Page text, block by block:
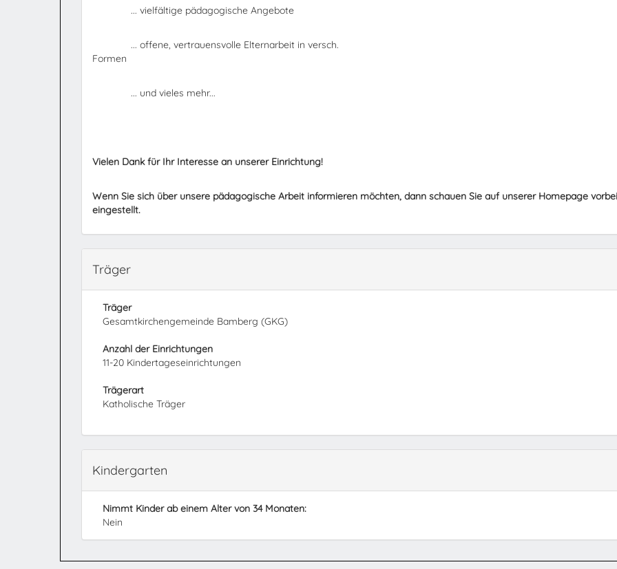
... vielfältige pädagogische Angebote
... offene, vertrauensvolle Elternarbeit in versch.
Formen
... und vieles mehr...
Vielen Dank für Ihr Interesse an unserer Einrichtung!
Wenn Sie sich über unsere pädagogische Arbeit informieren möchten, dann schauen Sie auf unserer Homepage
eingestellt.
Träger
Träger
Gesamtkirchengemeinde Bamberg (GKG)
Anzahl der Einrichtungen
11-20 Kindertageseinrichtungen
Trägerart
Katholische Träger
Kindergarten
Nimmt Kinder ab einem Alter von 34 Monaten:
Nein